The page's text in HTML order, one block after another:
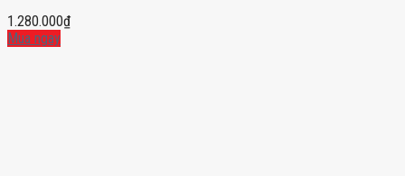
1.280.000₫
Mua ngay